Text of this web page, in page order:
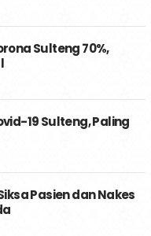
Sulteng 70%,
19 Sulteng, Paling
Pasien dan Nakes